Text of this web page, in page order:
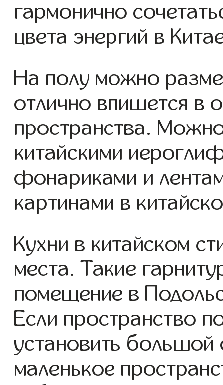
гармонично
цвета энергий в
На полу можно
отлично впишется в
пространства.
китайскими
фонариками и
картинами в
Кухни в китайском
места. Такие
помещение в
Если пространство
установить большой
маленькое